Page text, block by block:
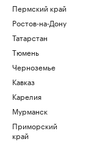
Пермский край
Ростов-на-Дону
Татарстан
Тюмень
Черноземье
Кавказ
Карелия
Мурманск
Приморский
край